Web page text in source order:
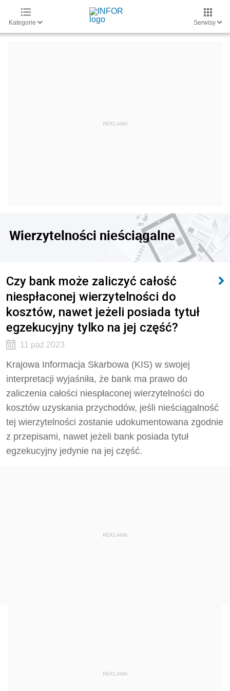
Kategorie Serwisy
Wierzytelności nieściągalne
Czy bank może zaliczyć całość
niespłaconej wierzytelności do
kosztów, nawet jeżeli posiada tytuł
egzekucyjny tylko na jej część?
11 paź 2023
Krajowa Informacja Skarbowa (KIS) w swojej
interpretacji wyjaśniła, że bank ma prawo do
zaliczenia całości niespłaconej wierzytelności do
kosztów uzyskania przychodów, jeśli nieściągalność
tej wierzytelności zostanie udokumentowana zgodnie
z przepisami, nawet jeżeli bank posiada tytuł
egzekucyjny jedynie na jej część.
REKLAMA
REKLAMA